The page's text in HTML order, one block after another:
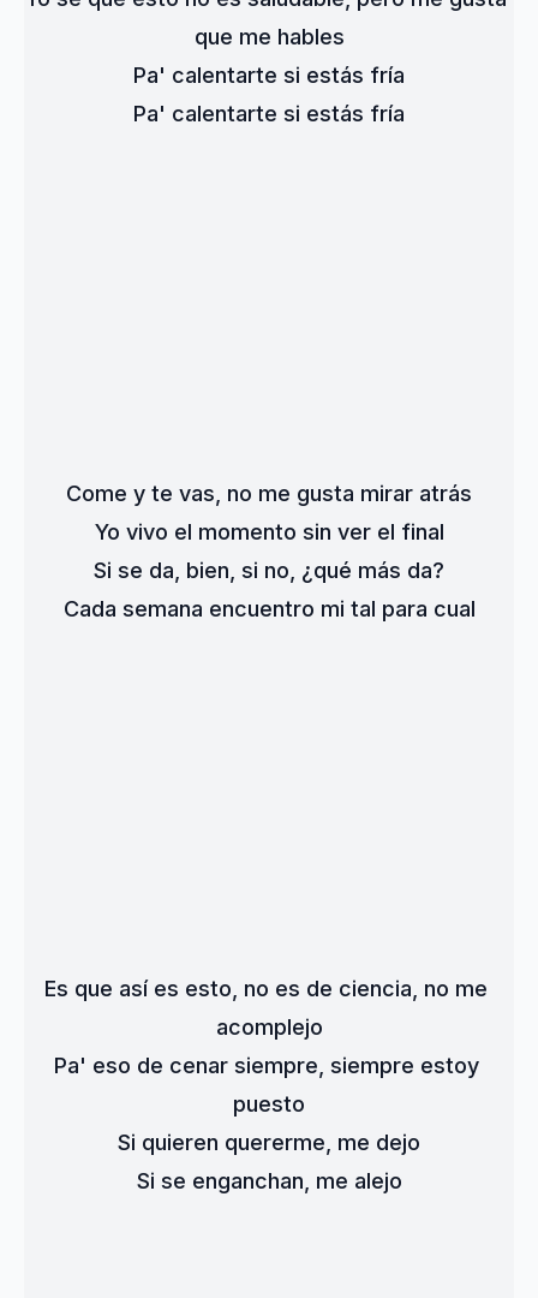
que me hables
Pa' calentarte si estás fría
Pa' calentarte si estás fría
Come y te vas, no me gusta mirar atrás
Yo vivo el momento sin ver el final
Si se da, bien, si no, ¿qué más da?
Cada semana encuentro mi tal para cual
Es que así es esto, no es de ciencia, no me
acomplejo
Pa' eso de cenar siempre, siempre estoy
puesto
Si quieren quererme, me dejo
Si se enganchan, me alejo